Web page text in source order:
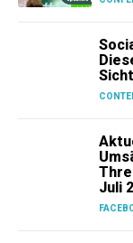
Juli